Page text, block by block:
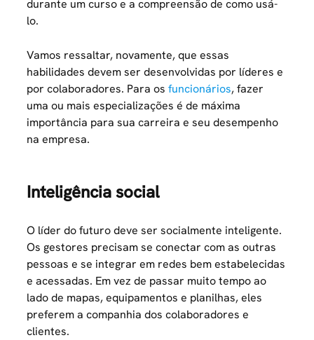
durante um curso e a compreensão de como usá-
lo.
Vamos ressaltar, novamente, que essas
habilidades devem ser desenvolvidas por líderes e
por colaboradores. Para osfuncionários, fazer
uma ou mais especializações é de máxima
importância para sua carreira e seu desempenho
na empresa.
Inteligência social
O líder do futuro deve ser socialmente inteligente.
Os gestores precisam se conectar com as outras
pessoas e se integrar em redes bem estabelecidas
e acessadas. Em vez de passar muito tempo ao
lado de mapas, equipamentos e planilhas, eles
preferem a companhia dos colaboradores e
clientes.